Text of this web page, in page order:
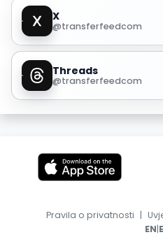
X
@transferfeedcom
Threads
@transferfeedcom
Pravila o privatnosti |
EN|